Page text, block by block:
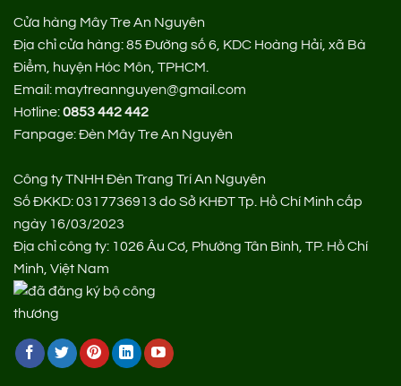
Cửa hàng Mây Tre An Nguyên
Địa chỉ cửa hàng:85 Đường số 6, KDC Hoàng Hải, xã Bà
Điểm, huyện Hóc Môn, TPHCM.
Email: maytreannguyen@gmail.com
Hotline:0853 442 442
Fanpage:Đèn Mây Tre An Nguyên
Công ty TNHH Đèn Trang Trí An Nguyên
Số ĐKKD: 0317736913 do Sở KHĐT Tp. Hồ Chí Minh cấp
ngày 16/03/2023
Địa chỉ công ty: 1026 Âu Cơ, Phường Tân Bình, TP. Hồ Chí
Minh, Việt Nam